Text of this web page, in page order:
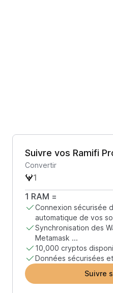
Suivre vos Ramifi
Convertir
1 RAM =
Connexion sécurisée
automatique de vos
Synchronisation des
Metamask ...
10,000 cryptos
Données sécurisées
Suivre